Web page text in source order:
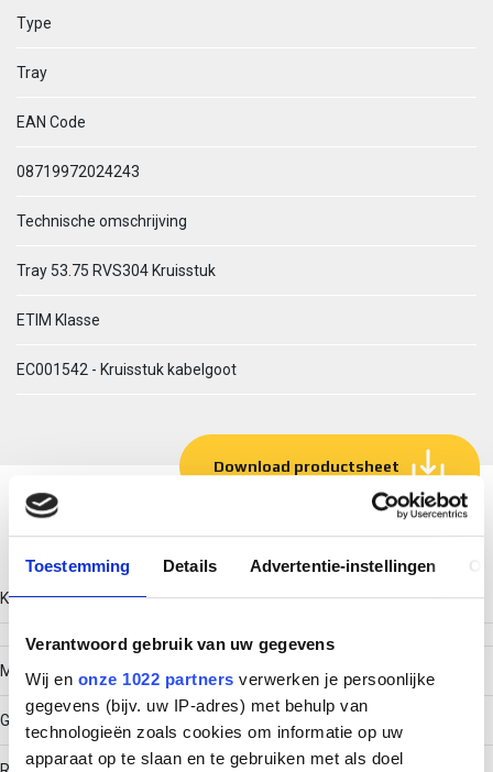
Toestemming Details Advertentie-instellingen
Verantwoord gebruik van uw gegevens
Wij en onze 1022 partners verwerken je persoonlijke
gegevens (bijv. uw IP-adres) met behulp van
technologieën zoals cookies om informatie op uw
apparaat op te slaan en te gebruiken met als doel
Type
Tray
EAN Code
08719972024243
Technische omschrijving
Tray 53.75 RVS304 Kruisstuk
ETIM Klasse
EC001542 - Kruisstuk kabelgoot
Download productsheet
Technische gegevens
Kleur
Model
Geïntegreerde verbinder